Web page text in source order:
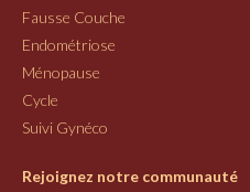
Fausse Couche
Endométriose
Ménopause
Cycle
Suivi Gynéco
Rejoignez notre communauté